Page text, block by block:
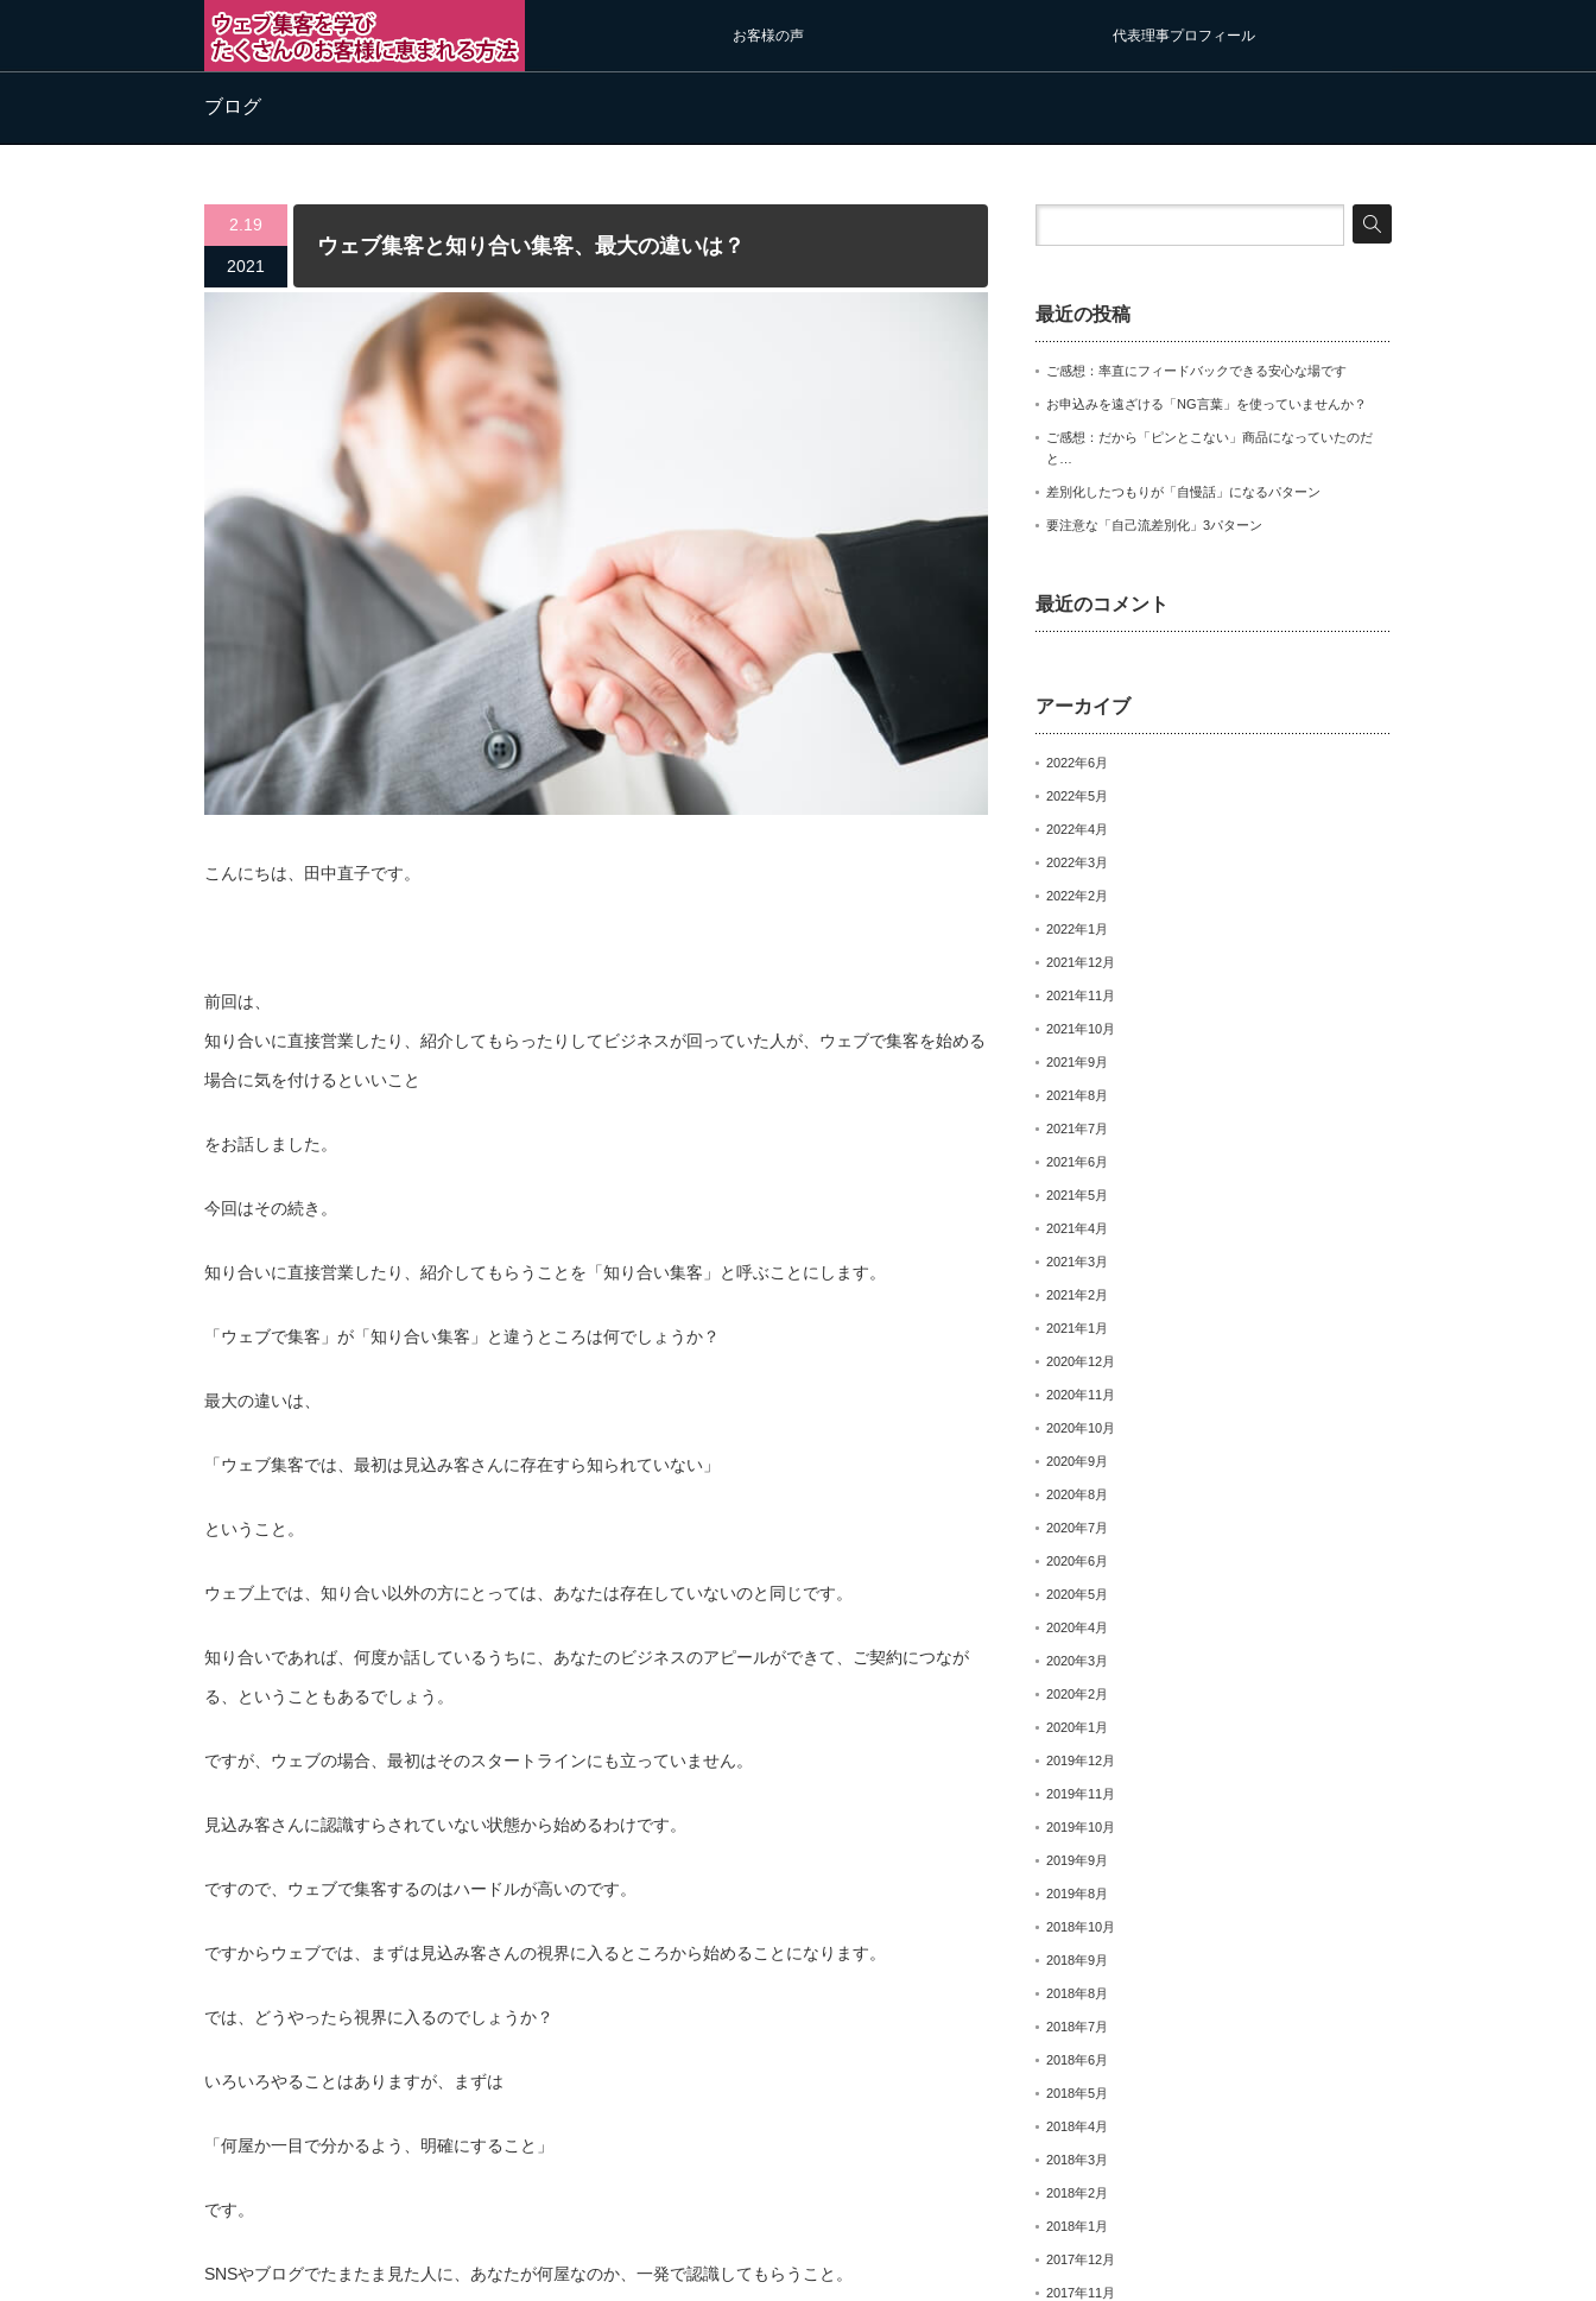
お客様の声 代表理事プロフィール
ブログ
2.19
2021
ウェブ集客と知り合い集客、最大の違いは？
こんにちは、田中直子です。
前回は、
知り合いに直接営業したり、 紹介してもらったりしてビジネスが回っていた人が、 ウェブで集客を始める
場合に気を付けるといいこと
をお話しました。
今回はその続き。
知り合いに直接営業したり、紹介してもらうことを「知り合い集客」と呼ぶことにします。
「ウェブで集客」が「知り合い集客」 と違うところは何でしょうか？
最大の違いは、
「ウェブ集客では、 最初は見込み客さんに存在すら知られていない」
ということ。
ウェブ上では、知り合い以外の方にとっては、 あなたは存在していないのと同じです。
知り合いであれば、何度か話しているうちに、 あなたのビジネスのアピールができて、ご契約につなが
る、 ということもあるでしょう。
ですが、ウェブの場合、 最初はそのスタートラインにも立っていません。
見込み客さんに認識すらされていない状態から始めるわけです。
ですので、ウェブで集客するのはハードルが高いのです。
ですからウェブでは、 まずは見込み客さんの視界に入るところから始めることになります。
では、どうやったら視界に入るのでしょうか？
いろいろやることはありますが、まずは
「何屋か一目で分かるよう、明確にすること」
です。
SNSやブログでたまたま見た人に、あなたが何屋なのか、 一発で認識してもらうこと。
最近の投稿
ご感想：率直にフィードバックできる安心な場です
お申込みを遠ざける「NG言葉」を使っていませんか？
ご感想：だから「ピンとこない」商品になっていたのだ
と…
差別化したつもりが「自慢話」になるパターン
要注意な「自己流差別化」3パターン
最近のコメント
アーカイブ
2022年6月
2022年5月
2022年4月
2022年3月
2022年2月
2022年1月
2021年12月
2021年11月
2021年10月
2021年9月
2021年8月
2021年7月
2021年6月
2021年5月
2021年4月
2021年3月
2021年2月
2021年1月
2020年12月
2020年11月
2020年10月
2020年9月
2020年8月
2020年7月
2020年6月
2020年5月
2020年4月
2020年3月
2020年2月
2020年1月
2019年12月
2019年11月
2019年10月
2019年9月
2019年8月
2018年10月
2018年9月
2018年8月
2018年7月
2018年6月
2018年5月
2018年4月
2018年3月
2018年2月
2018年1月
2017年12月
2017年11月